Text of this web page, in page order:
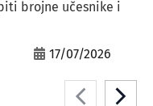
brojne učesnike i
17/07/2026